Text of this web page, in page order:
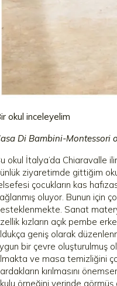
okul inceleyelim
Di Bambini-Montessori
okul İtalya’da Chiaravalle
ziyaretimde gittiğim
çocukların kas
oluyor. Bunun için
Sanat
kızların açık pembe
geniş olarak
bir çevre oluşturulmuş
ve masa temizliğini
kırılmasını
örneğini yerinde görmüş